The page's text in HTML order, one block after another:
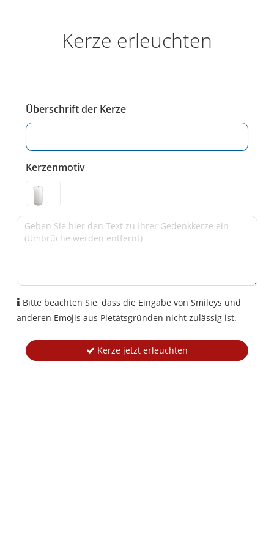
Kerze erleuchten
Überschrift der Kerze
Kerzenmotiv
Bitte beachten Sie, dass die Eingabe von Smileys und
anderen Emojis aus Pietätsgründen nicht zulässig ist.
Kerze jetzt erleuchten